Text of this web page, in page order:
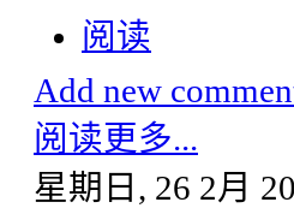
阅读
Add new
阅读更多...
星期日, 26 2月